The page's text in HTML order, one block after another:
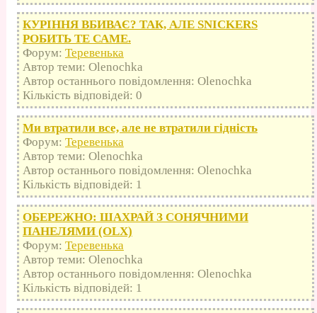
КУРІННЯ ВБИВАЄ? ТАК, АЛЕ SNICKERS
РОБИТЬ ТЕ САМЕ.
Форум: Теревенька
Автор теми: Olenochka
Автор останнього повідомлення: Olenochka
Кількість відповідей: 0
Ми втратили все, але не втратили гідність
Форум: Теревенька
Автор теми: Olenochka
Автор останнього повідомлення: Olenochka
Кількість відповідей: 1
ОБЕРЕЖНО: ШАХРАЙ З СОНЯЧНИМИ
ПАНЕЛЯМИ (OLX)
Форум: Теревенька
Автор теми: Olenochka
Автор останнього повідомлення: Olenochka
Кількість відповідей: 1